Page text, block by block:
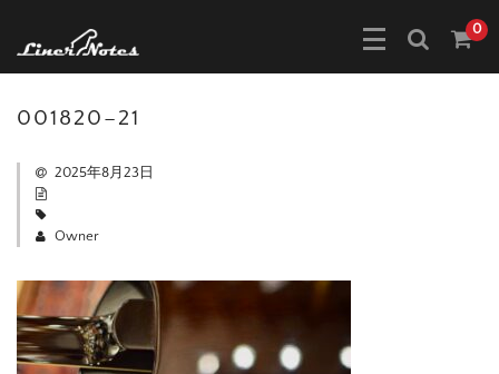
0
001820–21
2025年8月23日
Owner